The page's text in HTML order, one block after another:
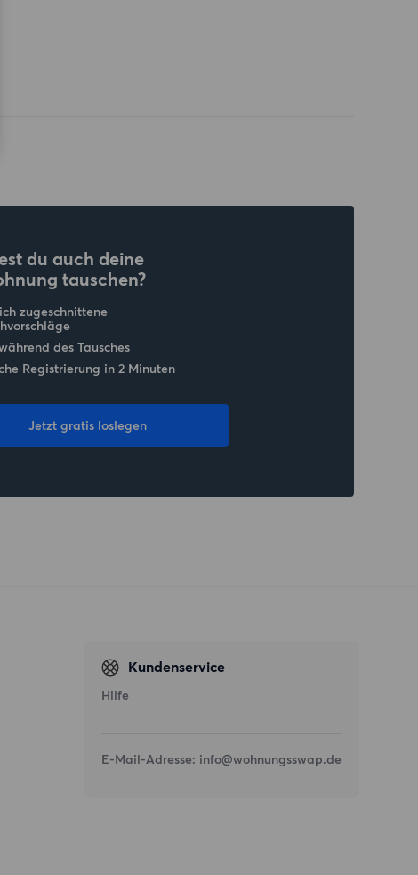
du auch deine
tauschen?
zugeschnittene
des Tausches
Registrierung in 2 Minuten
Jetzt gratis loslegen
Kundenservice
Hilfe
E-Mail-Adresse: info@wohnungsswap.de